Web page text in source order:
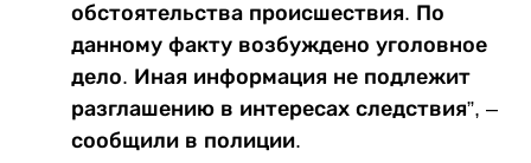
обстоятельства происшествия. По
данному факту возбуждено уголовное
дело. Иная информация не подлежит
разглашению в интересах следствия”, –
сообщили в полиции.